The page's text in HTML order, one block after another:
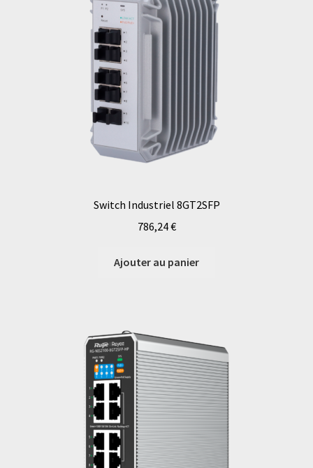
Switch Industriel 8GT2SFP
786,24€
Ajouter au panier